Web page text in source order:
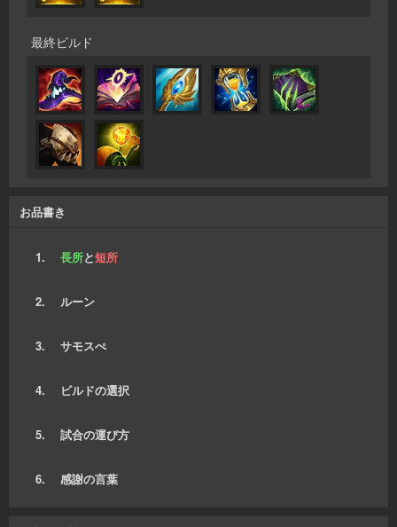
最終ビルド
お品書き
1. 長所と短所
2. ルーン
3. サモスぺ
4. ビルドの選択
5. 試合の運び方
6. 感謝の言葉